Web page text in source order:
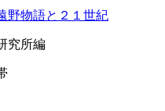
物語と２１世紀
究所編